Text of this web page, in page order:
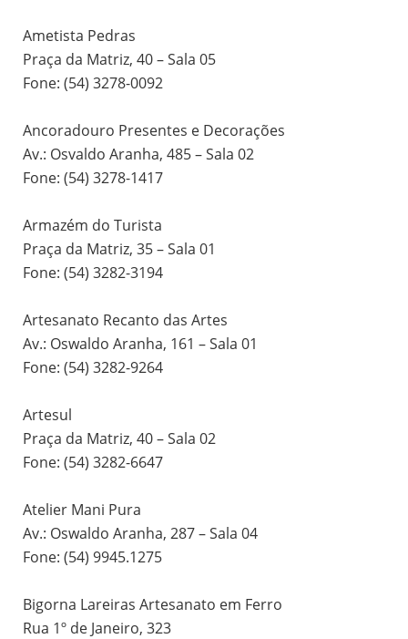
Ametista Pedras
Praça da Matriz, 40 – Sala 05
Fone: (54) 3278-0092
Ancoradouro Presentes e Decorações
Av.: Osvaldo Aranha, 485 – Sala 02
Fone: (54) 3278-1417
Armazém do Turista
Praça da Matriz, 35 – Sala 01
Fone: (54) 3282-3194
Artesanato Recanto das Artes
Av.: Oswaldo Aranha, 161 – Sala 01
Fone: (54) 3282-9264
Artesul
Praça da Matriz, 40 – Sala 02
Fone: (54) 3282-6647
Atelier Mani Pura
Av.: Oswaldo Aranha, 287 – Sala 04
Fone: (54) 9945.1275
Bigorna Lareiras Artesanato em Ferro
Rua 1º de Janeiro, 323